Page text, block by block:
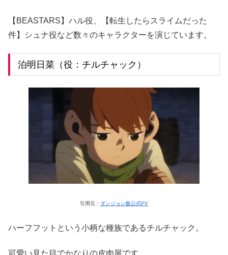
【BEASTARS】ハル役、【転生したらスライムだった
件】シュナ役など数々のキャラクターを演じています。
泊明日菜（役：チルチャック）
引用元： ダンジョン飯公式PV
ハーフフットという小柄な種族であるチルチャック。